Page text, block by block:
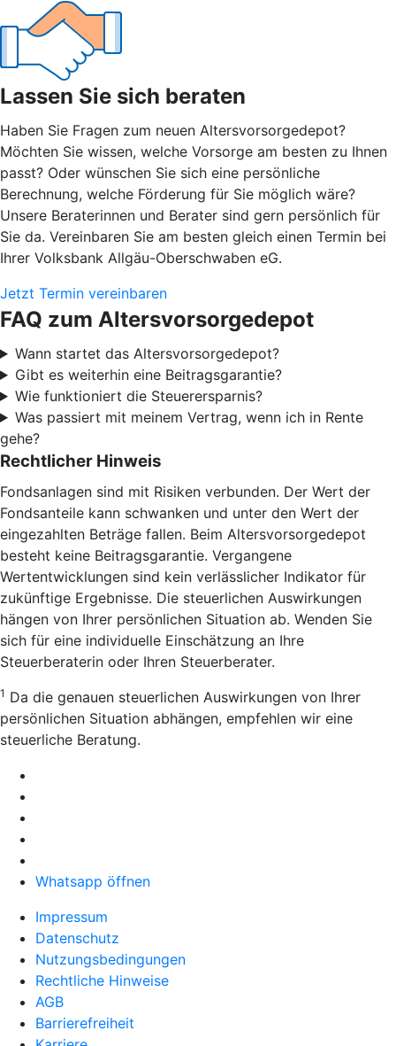
Lassen Sie sich beraten
Haben Sie Fragen zum neuen Altersvorsorgedepot?
Möchten Sie wissen, welche Vorsorge am besten zu Ihnen
passt? Oder wünschen Sie sich eine persönliche
Berechnung, welche Förderung für Sie möglich wäre?
Unsere Beraterinnen und Berater sind gern persönlich für
Sie da. Vereinbaren Sie am besten gleich einen Termin bei
Ihrer Volksbank Allgäu-Oberschwaben eG.
Jetzt Termin vereinbaren
FAQ zum Altersvorsorgedepot
Wann startet das Altersvorsorgedepot?
Gibt es weiterhin eine Beitragsgarantie?
Wie funktioniert die Steuerersparnis?
Was passiert mit meinem Vertrag, wenn ich in Rente
gehe?
Rechtlicher Hinweis
Fondsanlagen sind mit Risiken verbunden. Der Wert der
Fondsanteile kann schwanken und unter den Wert der
eingezahlten Beträge fallen. Beim Altersvorsorgedepot
besteht keine Beitragsgarantie. Vergangene
Wertentwicklungen sind kein verlässlicher Indikator für
zukünftige Ergebnisse. Die steuerlichen Auswirkungen
hängen von Ihrer persönlichen Situation ab. Wenden Sie
sich für eine individuelle Einschätzung an Ihre
Steuerberaterin oder Ihren Steuerberater.
1 Da die genauen steuerlichen Auswirkungen von Ihrer
persönlichen Situation abhängen, empfehlen wir eine
steuerliche Beratung.
Whatsapp öffnen
Impressum
Datenschutz
Nutzungsbedingungen
Rechtliche Hinweise
AGB
Barrierefreiheit